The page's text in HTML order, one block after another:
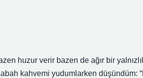
huzur verir bazen de ağır bir
kahvemi yudumlarken düşündüm: